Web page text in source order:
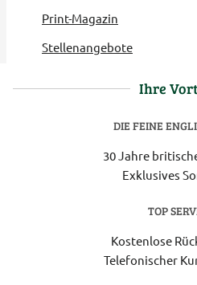
Print-Magazin
Stellenangebote
Ihre
DIE FEINE
30 Jahre
Exklusives
TOP
Kostenlose
Telefonischer